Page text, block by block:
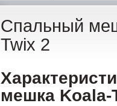
Спальный
Twix 2
мешка Koala-